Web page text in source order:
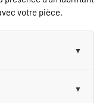
votre pièce.